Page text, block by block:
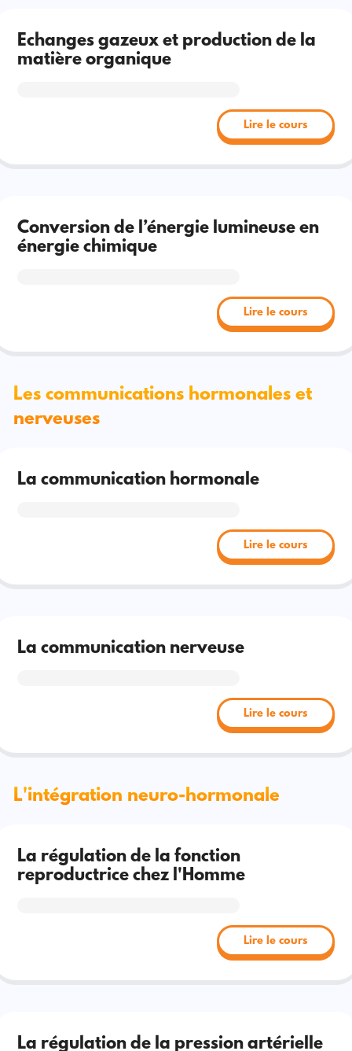
Echanges gazeux et production de la
matière organique
Lire le cours
Conversion de l’énergie lumineuse en
énergie chimique
Lire le cours
Les communications hormonales et
nerveuses
La communication hormonale
Lire le cours
La communication nerveuse
Lire le cours
L'intégration neuro-hormonale
La régulation de la fonction
reproductrice chez l'Homme
Lire le cours
La régulation de la pression artérielle